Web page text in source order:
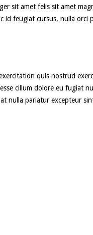
sit amet felis sit amet
id feugiat cursus, nulla orci
quis nostrud
cillum dolore eu fugiat
nulla pariatur excepteur